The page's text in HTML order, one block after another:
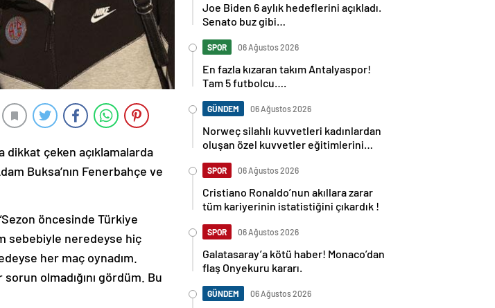
dikkat çeken açıklamalarda
Buksa’nın Fenerbahçe ve
öncesinde Türkiye
sebebiyle neredeyse hiç
her maç oynadım.
olmadığını gördüm. Bu
Joe Biden 6 aylık hedeflerini açıkladı.
Senato buz gibi…
SPOR 06 Ağustos 2026
En fazla kızaran takım Antalyaspor!
Tam 5 futbolcu….
GÜNDEM 06 Ağustos 2026
Norweç silahlı kuvvetleri kadınlardan
oluşan özel kuvvetler eğitimlerini
SPOR 06 Ağustos 2026
Cristiano Ronaldo’nun akıllara zarar
tüm kariyerinin istatistiğini çıkardık !
SPOR 06 Ağustos 2026
Galatasaray’a kötü haber! Monaco’dan
flaş Onyekuru kararı.
GÜNDEM 06 Ağustos 2026